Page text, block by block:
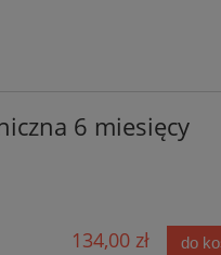
6 miesięcy
134,00 zł do